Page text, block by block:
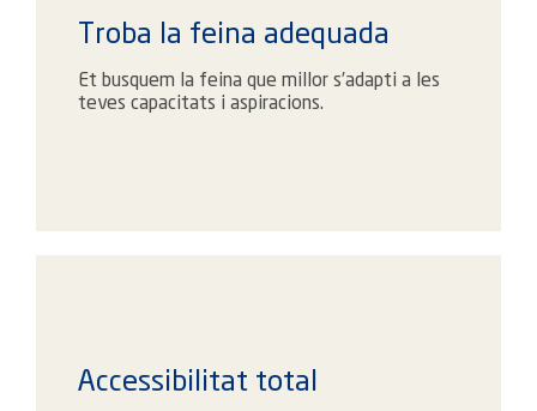
Troba la feina adequada
Et busquem la feina que millor s’adapti a les
teves capacitats i aspiracions.
Accessibilitat total